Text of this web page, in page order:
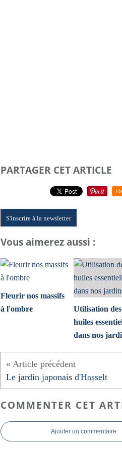
PARTAGER CET ARTICLE
S'inscrire à la newsletter
Vous aimerez aussi :
Fleurir nos massifs
à l'ombre
Utilisation des
huiles
dans nos
Le jardin japonais d'Hasselt
COMMENTER CET
Ajouter un commentaire